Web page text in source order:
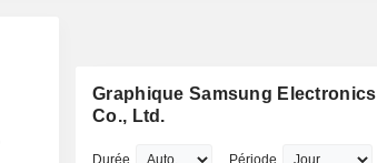
Graphique Samsung Electronics
Co., Ltd.
Durée Période